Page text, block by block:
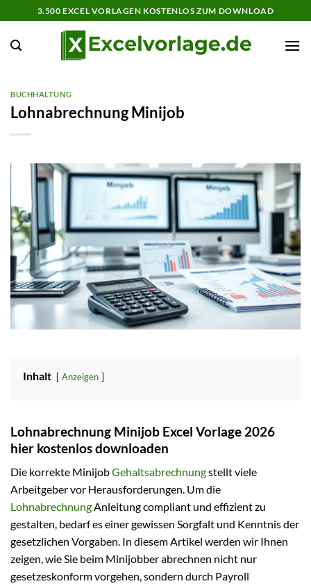
Inhalt
springen
3.500 EXCEL VORLAGEN KOSTENLOS ZUM DOWNLOAD
BUCHHALTUNG
Lohnabrechnung Minijob
Inhalt Anzeigen
Lohnabrechnung Minijob Excel Vorlage 2026
hier kostenlos downloaden
Die korrekte MinijobGehaltsabrechnungstellt viele
Arbeitgeber vor Herausforderungen. Um die
LohnabrechnungAnleitung compliant und effizient zu
gestalten, bedarf es einer gewissen Sorgfalt und Kenntnis der
gesetzlichen Vorgaben. In diesem Artikel werden wir Ihnen
zeigen, wie Sie beim Minijobber abrechnen nicht nur
gesetzeskonform vorgehen, sondern durch Payroll